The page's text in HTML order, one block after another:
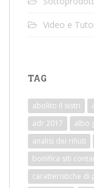
Video e
TAG
abolito il sistri
adr 2017
albo
analisi dei rifiuti
bonifica siti
caratteristiche di